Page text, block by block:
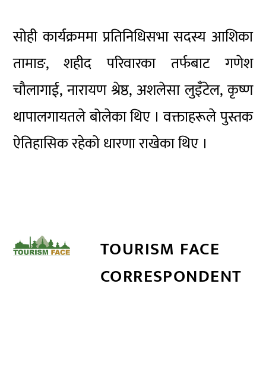
सोही कार्यक्रममा प्रतिनिधिसभा सदस्य आशिका
तामाङ, शहीद परिवारका तर्फबाट गणेश
चौलागाई, नारायण श्रेष्ठ, अशलेसा लुइँटेल, कृष्ण
थापालगायतले बोलेका थिए । वक्ताहरूले पुस्तक
ऐतिहासिक रहेको धारणा राखेका थिए ।
TOURISM FACE
CORRESPONDENT